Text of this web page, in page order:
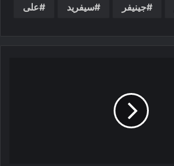
جينيفر سيفريد على